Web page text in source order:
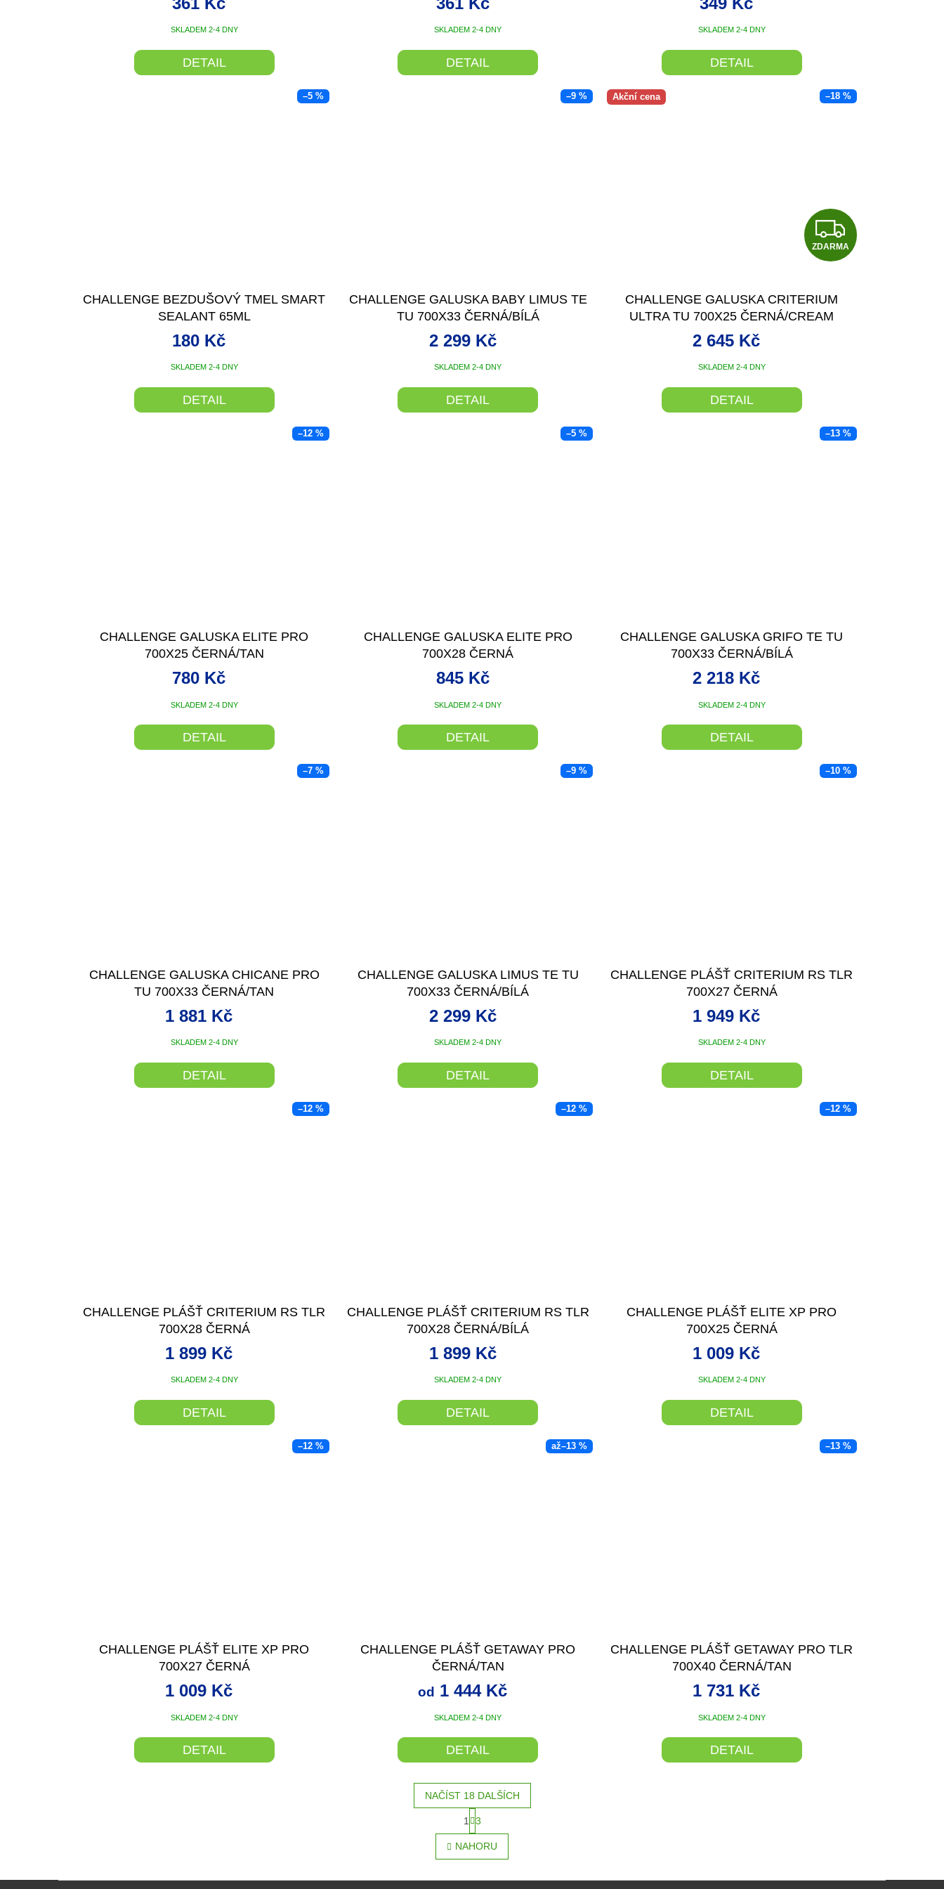
SKLADEM 2-4 DNY
DETAIL
SKLADEM 2-4 DNY
DETAIL
SKLADEM 2-4 DNY
DETAIL
–5 %
CHALLENGE BEZDUŠOVÝ TMEL SMART
SEALANT 65ML
SKLADEM 2-4 DNY
180 Kč
DETAIL
–9 %
CHALLENGE GALUSKA BABY LIMUS TE
TU 700X33 ČERNÁ/BÍLÁ
SKLADEM 2-4 DNY
2 299 Kč
DETAIL
Akční cena
Z
D
ZDARMA
–18 %
CHALLENGE GALUSKA CRITERIUM
ULTRA TU 700X25 ČERNÁ/CREAM
SKLADEM 2-4 DNY
2 645 Kč
DETAIL
–12 %
CHALLENGE GALUSKA ELITE PRO
700X25 ČERNÁ/TAN
SKLADEM 2-4 DNY
780 Kč
DETAIL
–5 %
CHALLENGE GALUSKA ELITE PRO
700X28 ČERNÁ
SKLADEM 2-4 DNY
845 Kč
DETAIL
–13 %
CHALLENGE GALUSKA GRIFO TE TU
700X33 ČERNÁ/BÍLÁ
SKLADEM 2-4 DNY
2 218 Kč
DETAIL
–7 %
CHALLENGE GALUSKA CHICANE PRO
TU 700X33 ČERNÁ/TAN
SKLADEM 2-4 DNY
1 881 Kč
DETAIL
–9 %
CHALLENGE GALUSKA LIMUS TE TU
700X33 ČERNÁ/BÍLÁ
SKLADEM 2-4 DNY
2 299 Kč
DETAIL
–10 %
CHALLENGE PLÁŠŤ CRITERIUM RS TLR
700X27 ČERNÁ
SKLADEM 2-4 DNY
1 949 Kč
DETAIL
–12 %
CHALLENGE PLÁŠŤ CRITERIUM RS TLR
700X28 ČERNÁ
SKLADEM 2-4 DNY
1 899 Kč
DETAIL
–12 %
CHALLENGE PLÁŠŤ CRITERIUM RS TLR
700X28 ČERNÁ/BÍLÁ
SKLADEM 2-4 DNY
1 899 Kč
DETAIL
–12 %
CHALLENGE PLÁŠŤ ELITE XP PRO
700X25 ČERNÁ
SKLADEM 2-4 DNY
1 009 Kč
DETAIL
–12 %
CHALLENGE PLÁŠŤ ELITE XP PRO
700X27 ČERNÁ
SKLADEM 2-4 DNY
1 009 Kč
DETAIL
až–13 %
CHALLENGE PLÁŠŤ GETAWAY PRO
ČERNÁ/TAN
SKLADEM 2-4 DNY
od 1 444 Kč
DETAIL
–13 %
CHALLENGE PLÁŠŤ GETAWAY PRO TLR
700X40 ČERNÁ/TAN
SKLADEM 2-4 DNY
1 731 Kč
DETAIL
O
v
l
d
NAČÍST 18 DALŠÍCH
t
r
á
n
1 3
NAHORU